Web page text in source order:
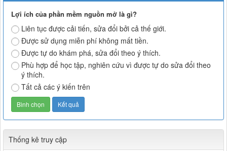
Lợi ích của phần mềm nguồn mở là gì?
Liên tục được cải tiến, sửa đổi bởi cả thế giới.
Được sử dụng miễn phí không mất tiền.
Được tự do khám phá, sửa đổi theo ý thích.
Phù hợp để học tập, nghiên cứu vì được tự do sửa đổi theo
ý thích.
Tất cả các ý kiến trên
Thống kê truy cập